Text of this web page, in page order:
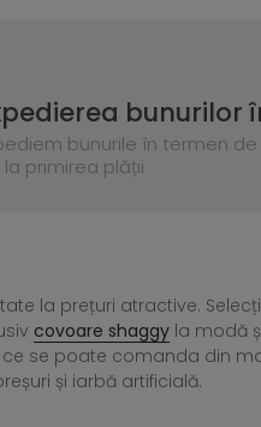
bunurilor
bunurile în termen
la primirea plății
la prețuri atractive.
covoare shaggy la modă
se poate comanda din
și iarbă artificială.